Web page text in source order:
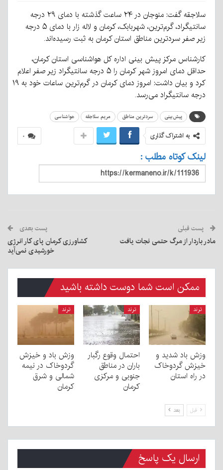
سلاجقه گفت: منوجان در ۲۴ ساعت گذشته با دمای ۲۹ درجه
سانتیگراد، گرم‌ترین، شهربابک، کرمان و لاله زار با دمای ۵ درجه
زیر صفر سردترین مناطق استان کرمان به ثبت رسیده‌اند.
کارشناس مرکز پیش بینی اداره کل هواشناسی استان کرمان،
حداقل دمای امروز شهر کرمان را ۵ درجه سانتیگراد زیر صفر اعلام
کرد و بیان داشت: امروز دمای کرمان در گرم‌ترین ساعات خود به ۱۹
درجه سانتیگراد می‌رسد.
پیش‌بینی سردترین مناطق مریم سلاجقه هواشناسی
۰ به اشتراک گذاری
لینک کوتاه مطلب :
پست قبلی
مادر باردار از مرگ حتمی نجات یافت
پست بعدی
کشاورزی کرمان پای کار انرژی
خورشیدی نمی‌آید
ممکن است شما دوست داشته باشید
ترند
وزش باد شدید و
خیزش گردوخاک
در راه استان
ترند
احتمال وقوع رگبار
باران در مناطق
جنوبی و مرکزی
کرمان
ترند
وزش باد و خیزش
گردوخاک در نیمه
شمالی و شرق
کرمان
قبل بعد
ارسال یک پاسخ